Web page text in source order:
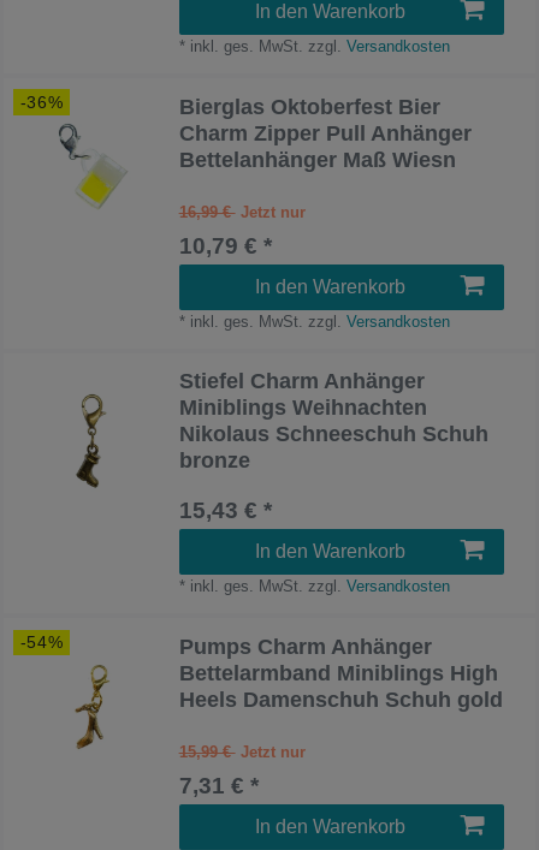
In den Warenkorb
* inkl. ges. MwSt. zzgl. Versandkosten
-36%
Bierglas Oktoberfest Bier
Charm Zipper Pull Anhänger
Bettelanhänger Maß Wiesn
16,99 €
10,79 € *
In den Warenkorb
* inkl. ges. MwSt. zzgl. Versandkosten
Stiefel Charm Anhänger
Miniblings Weihnachten
Nikolaus Schneeschuh Schuh
bronze
15,43 € *
In den Warenkorb
* inkl. ges. MwSt. zzgl. Versandkosten
-54%
Pumps Charm Anhänger
Bettelarmband Miniblings High
Heels Damenschuh Schuh gold
15,99 €
7,31 € *
In den Warenkorb